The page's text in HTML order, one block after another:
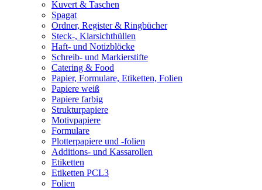
Kuvert & Taschen
Spagat
Ordner, Register & Ringbücher
Steck-, Klarsichthüllen
Haft- und Notizblöcke
Schreib- und Markierstifte
Catering & Food
Papier, Formulare, Etiketten, Folien
Papiere weiß
Papiere farbig
Strukturpapiere
Motivpapiere
Formulare
Plotterpapiere und -folien
Additions- und Kassarollen
Etiketten
Etiketten PCL3
Folien